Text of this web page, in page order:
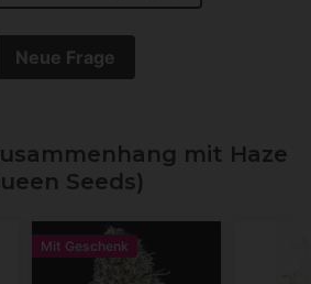
Neue Frage
mit Haze
Seeds)
Mit Geschenk